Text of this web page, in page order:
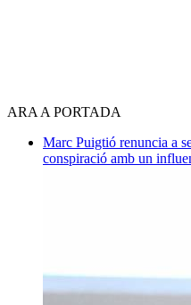
ARA A PORTADA
Marc Puigtió renuncia a
conspiració amb un